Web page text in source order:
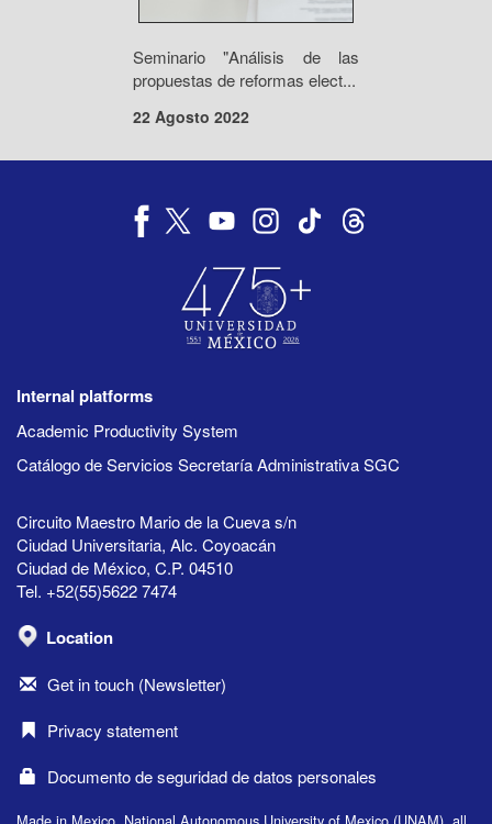
Seminario "Análisis de las
propuestas de reformas elect...
22 Agosto 2022
Internal platforms
Academic Productivity System
Catálogo de Servicios Secretaría Administrativa SGC
Circuito Maestro Mario de la Cueva s/n
Ciudad Universitaria, Alc. Coyoacán
Ciudad de México, C.P. 04510
Tel. +52(55)5622 7474
Location
Get in touch (Newsletter)
Privacy statement
Documento de seguridad de datos personales
Made in Mexico, National Autonomous University of Mexico (UNAM), all